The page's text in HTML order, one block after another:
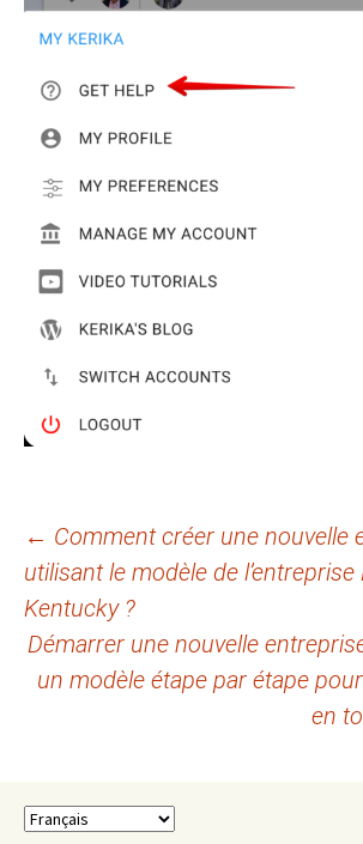
Navigation
des
articles
← Comment créer une nouvelle
utilisant le modèle de l’entreprise
Kentucky ?
Démarrer une nouvelle
un modèle étape par étape
en